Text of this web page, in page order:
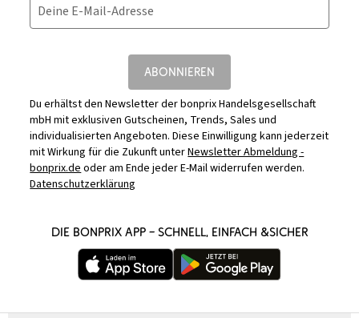
Deine E-Mail-Adresse
ABONNIEREN
Du erhältst den Newsletter der bonprix Handelsgesellschaft
mbH mit exklusiven Gutscheinen, Trends, Sales und
individualisierten Angeboten. Diese Einwilligung kann jederzeit
mit Wirkung für die Zukunft unterNewsletter Abmeldung -
bonprix.deoder am Ende jeder E-Mail widerrufen werden.
Datenschutzerklärung
DIE BONPRIX APP – SCHNELL, EINFACH &SICHER